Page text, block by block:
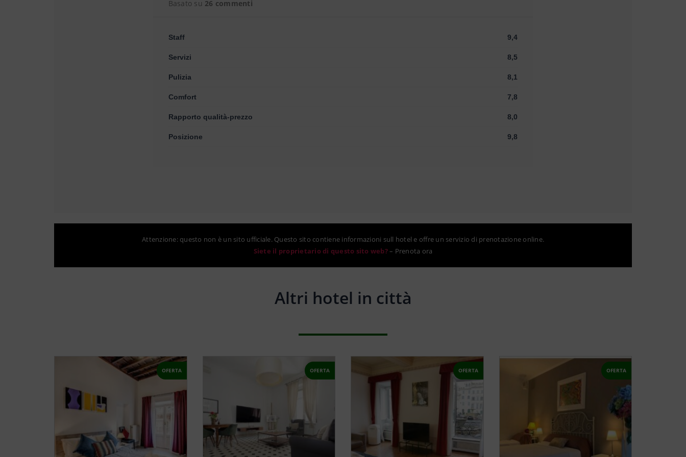
Basato su 26 commenti
Staff 9,4
Servizi 8,5
Pulizia 8,1
Comfort 7,8
Rapporto qualità-prezzo 8,0
Posizione 9,8
Attenzione: questo non è un sito ufficiale. Questo sito contiene informazioni sull hotel e offre un servizio di prenotazione online.
Siete il proprietario di questo sito web?– Prenota ora
Altri hotel in città
OFERTA OFERTA OFERTA OFERTA